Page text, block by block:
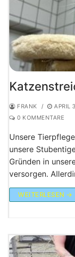
FRANK / APRIL
0 KOMMENTARE
Unsere
unsere
Gründen in
versorgen.
WEITERLESEN →